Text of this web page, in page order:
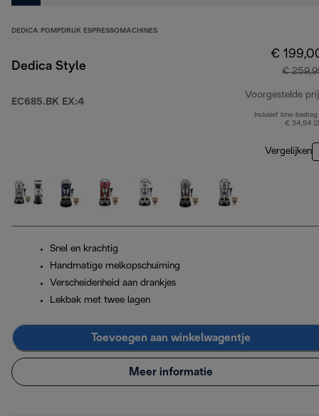
DEDICA POMPDRUK ESPRESSOMACHINES
Dedica Style
EC685.BK EX:4
€
€
Voorgestelde
Inclusief btw-bedrag
€ 34,54
Vergelijken
Snel en krachtig
Handmatige melkopschuiming
Verscheidenheid aan drankjes
Lekbak met twee lagen
Toevoegen aan winkelwagentje
Meer informatie